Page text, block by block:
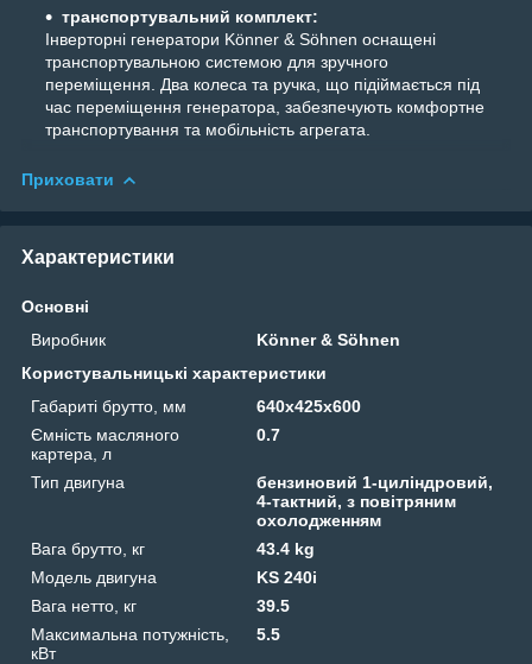
транспортувальний комплект:
Інверторні генератори Könner & Söhnen оснащені
транспортувальною системою для зручного
переміщення. Два колеса та ручка, що підіймається під
час переміщення генератора, забезпечують комфортне
транспортування та мобільність агрегата.
Приховати
Характеристики
Основні
Виробник
Könner & Söhnen
Користувальницькі характеристики
Габариті брутто, мм
640х425х600
Ємність масляного
картера, л
0.7
Тип двигуна
бензиновий 1-циліндровий,
4-тактний, з повітряним
охолодженням
Вага брутто, кг
43.4 kg
Модель двигуна
KS 240i
Вага нетто, кг
39.5
Максимальна потужність,
кВт
5.5